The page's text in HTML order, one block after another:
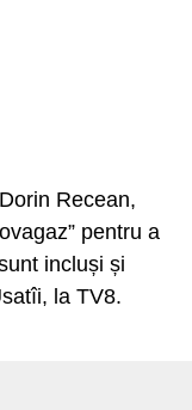
Recean,
pentru a
incluși și
la TV8.